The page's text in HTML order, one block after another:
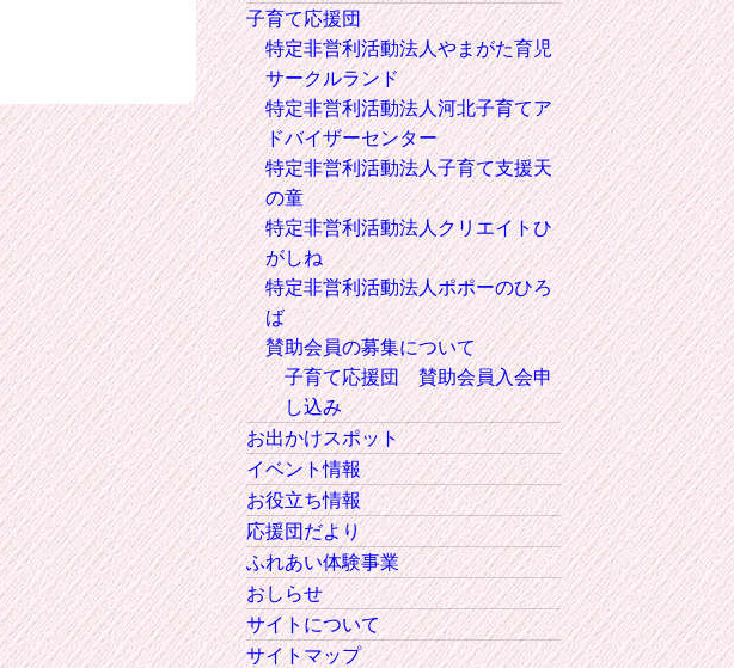
子育て応援団
特定非営利活動法人やまがた育児
サークルランド
特定非営利活動法人河北子育てア
ドバイザーセンター
特定非営利活動法人子育て支援天
の童
特定非営利活動法人クリエイトひ
がしね
特定非営利活動法人ポポーのひろ
ば
賛助会員の募集について
子育て応援団 賛助会員入会申
し込み
お出かけスポット
イベント情報
お役立ち情報
応援団だより
ふれあい体験事業
おしらせ
サイトについて
サイトマップ